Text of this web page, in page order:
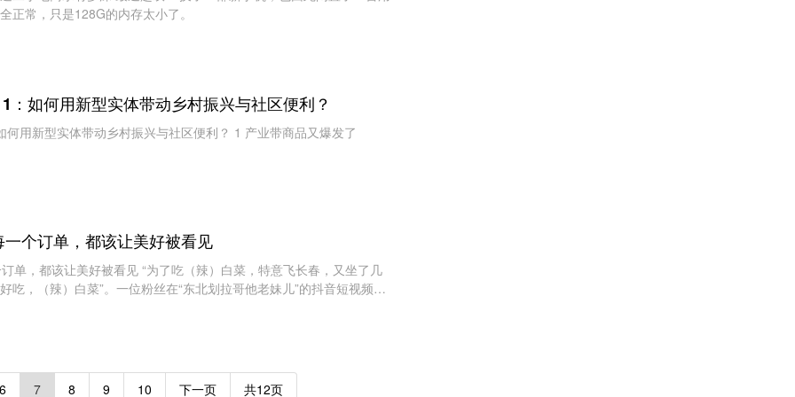
正常，只是128G的内存太小了。
：如何用新型实体带动乡村振兴与社区便利？
何用新型实体带动乡村振兴与社区便利？ 1 产业带商品又爆发了
个订单，都该让美好被看见
单，都该让美好被看见 “为了吃（辣）白菜，特意飞长春，又坐了几
吃，（辣）白菜”。一位粉丝在“东北划拉哥他老妹儿”的抖音短视频下
7 8 9 10 下一页 共12页